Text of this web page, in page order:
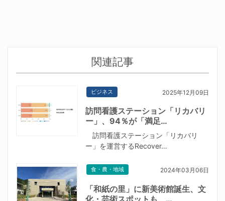
関連記事
ビジネス 2025年12月09日
訪問看護ステーション「リカバリ
ー」、94％が「満足…
訪問看護ステーション「リカバリ
ー」を運営するRecover…
食・農・地域 2024年03月06日
「和紙の里」に新美術館誕生、文
化・芸術スポットも …